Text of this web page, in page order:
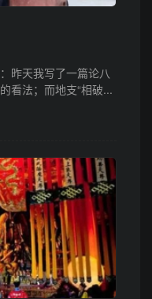
昨天我写了一篇论八
看法；而地支“相破...